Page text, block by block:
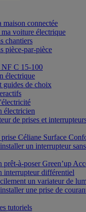
maison connectée
voiture électrique
chantiers
pièce-par-pièce
C 15-100
électrique
guides de choix
électricien
de prises et
Céliane Surface
un interrupteur
prêt-à-poser Green’up
interrupteur différentiel
un variateur de
une prise de
tutoriels